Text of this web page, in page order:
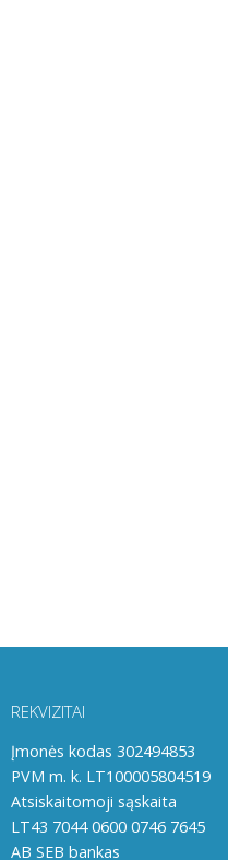
REKVIZITAI
Įmonės kodas 302494853
PVM m. k. LT100005804519
Atsiskaitomoji sąskaita
LT43 7044 0600 0746 7645
AB SEB bankas